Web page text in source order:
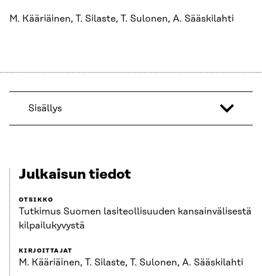
M. Kääriäinen, T. Silaste, T. Sulonen, A. Sääskilahti
Sisällys
Julkaisun tiedot
OTSIKKO
Tutkimus Suomen lasiteollisuuden kansainvälisestä
kilpailukyvystä
KIRJOITTAJAT
M. Kääriäinen, T. Silaste, T. Sulonen, A. Sääskilahti